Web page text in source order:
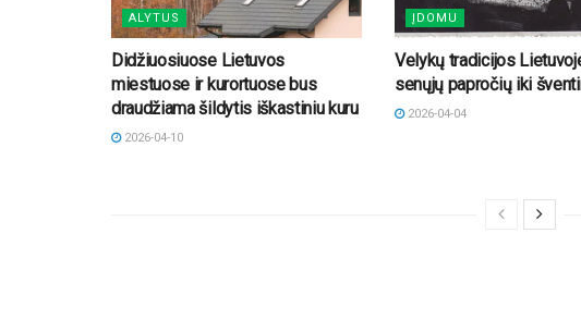
ALYTUS
Didžiuosiuose Lietuvos
miestuose ir kurortuose bus
draudžiama šildytis iškastiniu kuru
2026-04-10
ĮDOMU
Velykų tradicijos
senųjų papročių iki
2026-04-04